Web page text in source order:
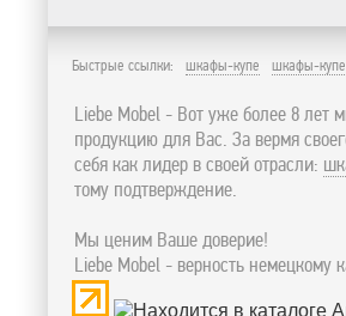
Быстрые ссылки: шкафы-купе шкафы-купе
Liebe Mobel - Вот уже более 8 лет
продукцию для Вас. За вермя
себя как лидер в своей отрасли:
тому подтверждение.
Мы ценим Ваше доверие!
Liebe Mobel - верность немецкому